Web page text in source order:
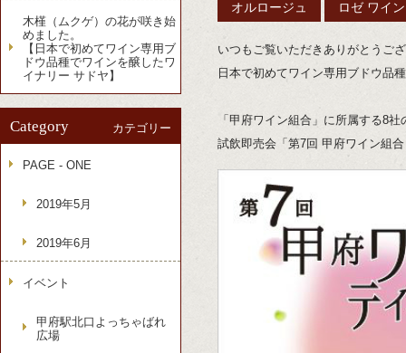
オルロージュ ロゼ ワイン
いつもご覧いただきありがとうご
日本で初めてワイン専用ブドウ品
「甲府ワイン組合」に所属する8
試飲即売会「第7回 甲府ワイン組
木槿（ムクゲ）の花が咲き始
めました。
【日本で初めてワイン専用ブ
ドウ品種でワインを醸したワ
イナリー サドヤ】
Category カテゴリー
PAGE - ONE
2019年5月
2019年6月
イベント
甲府駅北口よっちゃばれ
広場